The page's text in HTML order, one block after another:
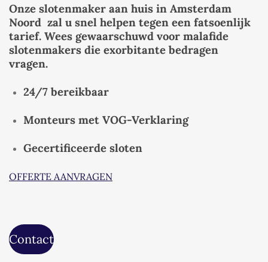
Onze slotenmaker aan huis in Amsterdam
Noord zal u snel helpen tegen een fatsoenlijk
tarief. Wees gewaarschuwd voor malafide
slotenmakers die exorbitante bedragen
vragen.
24/7 bereikbaar
Monteurs met VOG-Verklaring
Gecertificeerde sloten
OFFERTE AANVRAGEN
Contact